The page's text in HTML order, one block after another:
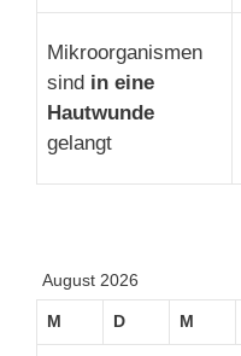
Mikroorganismen
sind in eine
Hautwunde
gelangt
August 2026
M D M